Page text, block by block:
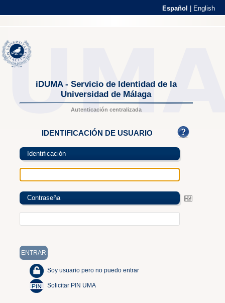
Español English
iDUMA - Servicio de Identidad de la
Universidad de Málaga
Autenticación centralizada
IDENTIFICACIÓN DE USUARIO
Identificación
Contraseña
Soy usuario pero no puedo entrar
Solicitar PIN UMA